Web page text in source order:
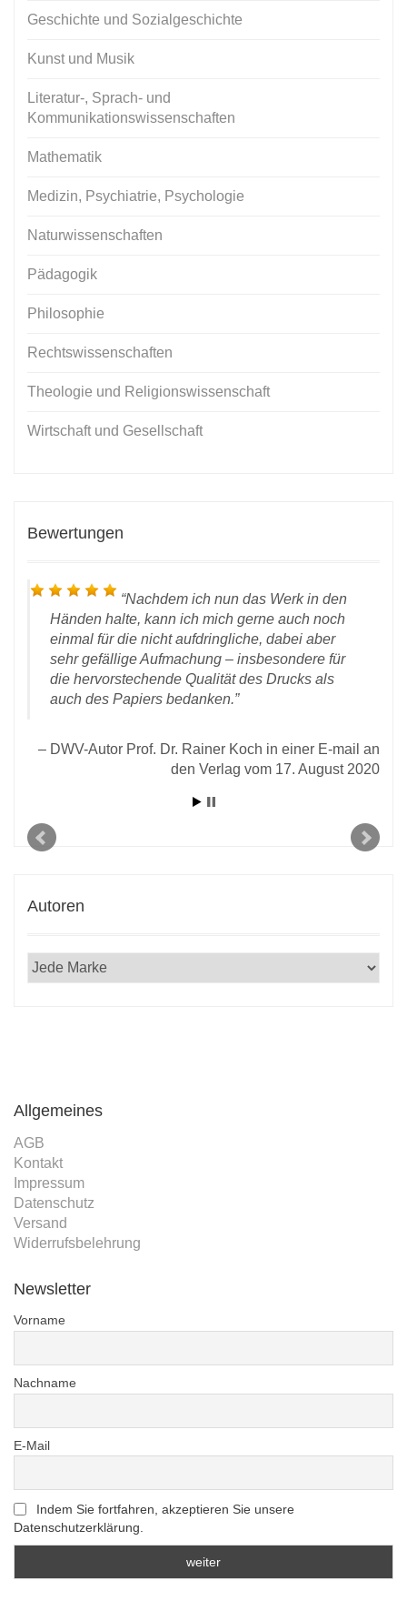
Geschichte und Sozialgeschichte
Kunst und Musik
Literatur-, Sprach- und
Kommunikationswissenschaften
Mathematik
Medizin, Psychiatrie, Psychologie
Naturwissenschaften
Pädagogik
Philosophie
Rechtswissenschaften
Theologie und Religionswissenschaft
Wirtschaft und Gesellschaft
Bewertungen
Nachdem ich nun das Werkin den
Händen halte, kann ich mich gerne auch noch
einmal für die nicht aufdringliche, dabei aber
sehr gefällige Aufmachung – insbesondere für
die hervorstechende Qualität des Drucks als
auch des Papiers bedanken.
DWV-Autor Prof. Dr. Rainer Koch in einer E-mail an
den Verlag vom 17. August 2020
Autoren
Allgemeines
AGB
Kontakt
Impressum
Datenschutz
Versand
Widerrufsbelehrung
Newsletter
Vorname
Nachname
E-Mail
Indem Sie fortfahren, akzeptieren Sie unsere
Datenschutzerklärung.